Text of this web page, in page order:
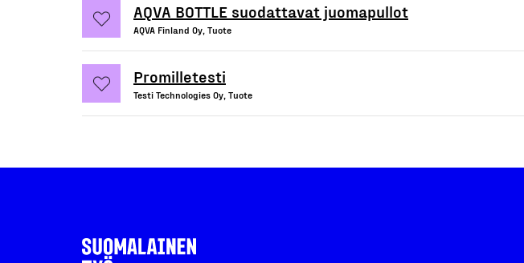
AQVA BOTTLE suodattavat juomapullot
AQVA Finland Oy, Tuote
Promilletesti
Testi Technologies Oy, Tuote